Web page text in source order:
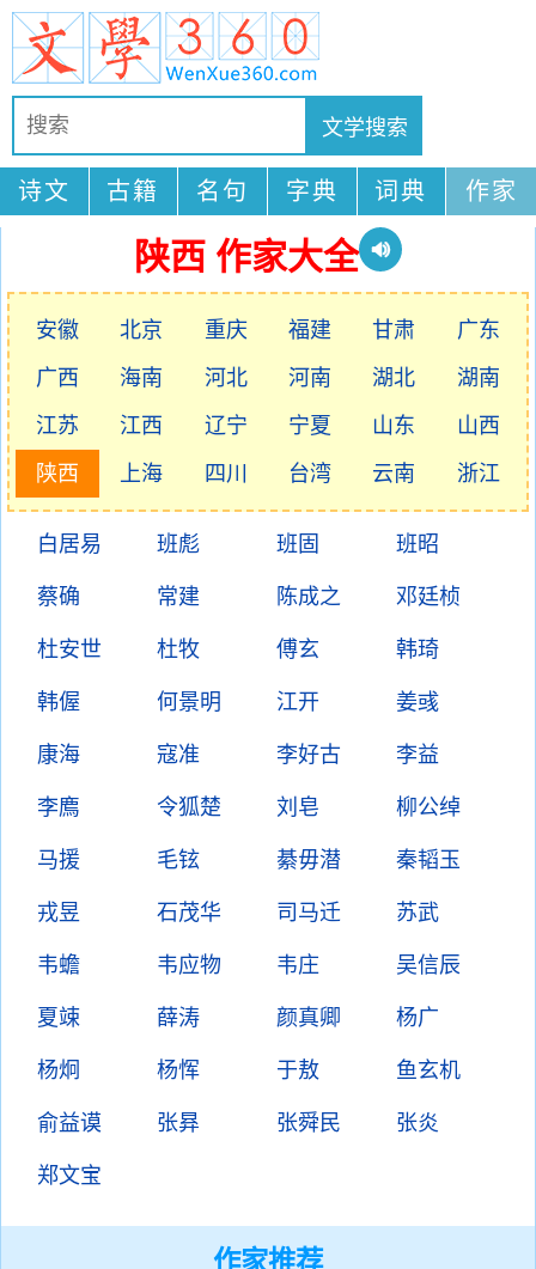
诗文 古籍 名句 字典 词典 作家
陕西 作家大全
安徽 北京 重庆 福建 甘肃
广东
广西
海南 河北 河南 湖北
湖南
江苏
江西 辽宁 宁夏 山东
山西
陕西
上海 四川 台湾 云南 浙江
白居易 班彪 班固 班昭
蔡确 常建 陈成之 邓廷桢
杜安世 杜牧 傅玄 韩琦
韩偓 何景明 江开 姜彧
康海 寇准 李好古 李益
李廌 令狐楚 刘皂 柳公绰
马援 毛铉 綦毋潜 秦韬玉
戎昱 石茂华 司马迁 苏武
韦蟾 韦应物 韦庄 吴信辰
夏竦 薛涛 颜真卿 杨广
杨炯 杨恽 于敖 鱼玄机
俞益谟 张昪 张舜民 张炎
郑文宝
作家推荐